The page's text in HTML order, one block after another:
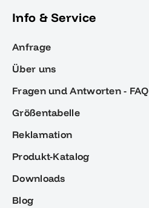
Info & Service
Anfrage
Über uns
Fragen und Antworten - FAQ
Größentabelle
Reklamation
Produkt-Katalog
Downloads
Blog